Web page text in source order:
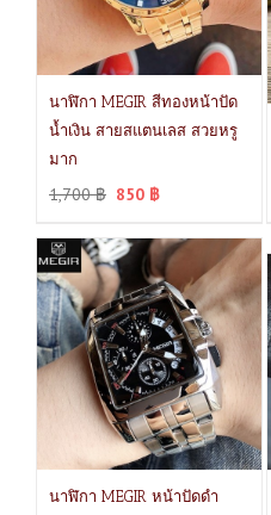
นาฬิกา MEGIR สีทองหน้าปัด
น้ำเงิน สายสแตนเลส สวยหรู
มาก
1,700฿ 850 ฿
นาฬิกา MEGIR หน้าปัดดำ